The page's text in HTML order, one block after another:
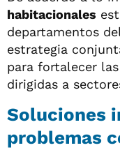
habitacionales
departamentos
estrategia
para fortalecer
dirigidas a
Soluciones
problemas